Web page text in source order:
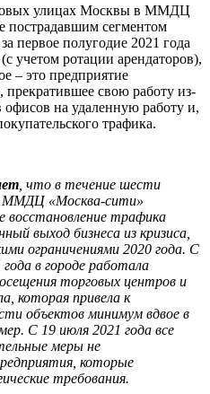
улицах Москвы в ММДЦ
пострадавшим сегментом
первое полугодие 2021 года
учетом ротации арендаторов),
– это предприятие
прекратившее свою работу из-
офисов на удаленную работу и,
трафика.
, что в течение шести
ММДЦ «Москва-сити»
восстановление трафика
выход бизнеса из кризиса,
ограничениями 2020 года. С
в городе работала
торговых центров и
которая привела к
объектов минимум вдвое в
С 19 июля 2021 года все
меры не
которые
требования.